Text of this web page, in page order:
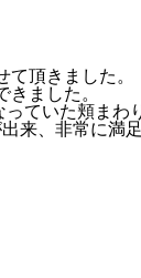
頂きました。
ました。
ていた頬ま
来、非常に満